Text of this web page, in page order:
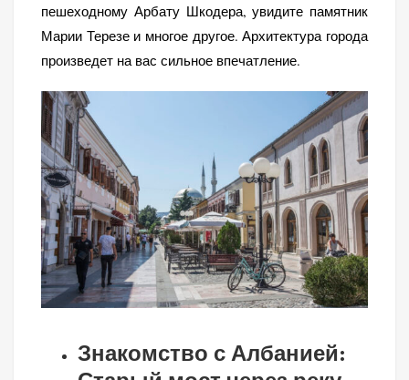
пешеходному Арбату Шкодера, увидите памятник
Марии Терезе и многое другое. Архитектура города
произведет на вас сильное впечатление.
Знакомство с Албанией: